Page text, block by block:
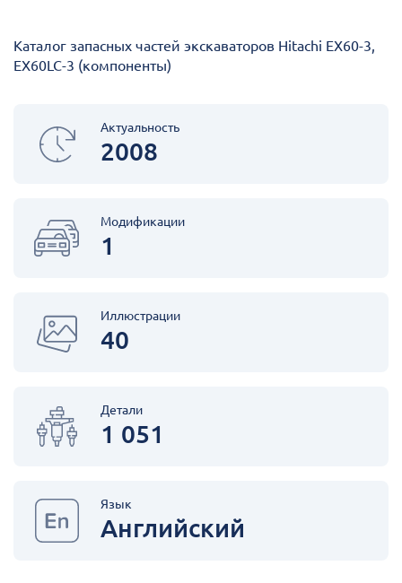
Каталог запасных частей экскаваторов Hitachi EX60-3,
EX60LC-3 (компоненты)
Актуальность
2008
Модификации
1
Иллюстрации
40
Детали
1 051
Язык
Английский